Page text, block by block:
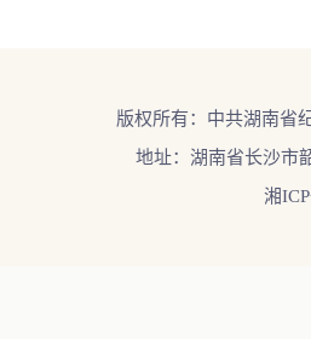
版权所有：中共湖南省
地址：湖南省长沙市
湘